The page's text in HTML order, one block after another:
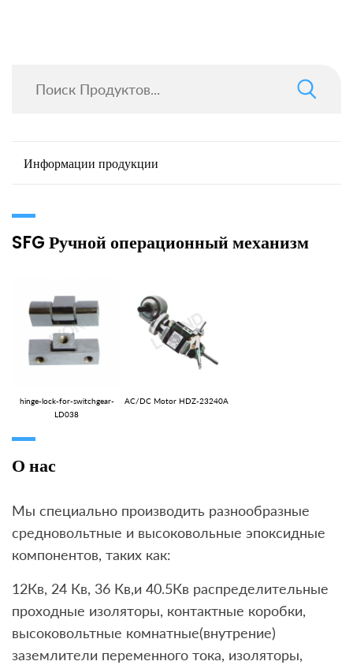
Информации продукции
SFG Ручной операционный механизм
hinge-lock-for-switchgear-
LD038
AC/DC Motor HDZ-23240A
О нас
Мы специально производить разнообразные
средновольтные и высоковольные эпоксидные
компонентов, таких как:
12Кв, 24 Кв, 36 Кв,и 40.5Кв распределительные
проходные изоляторы, контактные коробки,
высоковольтные комнатные(внутрение)
заземлители переменного тока, изоляторы,